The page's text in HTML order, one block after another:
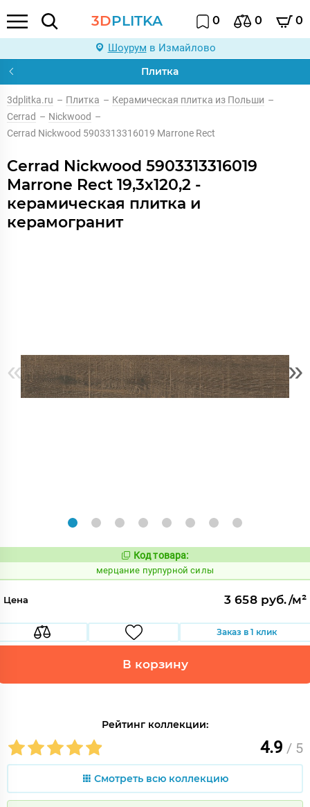
3DPLITKA 0 0 0
Шоурум в Измайлово
Плитка
3dplitka.ru – Плитка – Керамическая плитка из Польши –
Cerrad – Nickwood –
Cerrad Nickwood 5903313316019 Marrone Rect
Cerrad Nickwood 5903313316019
Marrone Rect 19,3x120,2 -
керамическая плитка и
керамогранит
« »
Код:
978213
Код товара:
мерцание пурпурной силы
Цена 3 658 руб./м²
Заказ в 1 клик
В корзину
Рейтинг коллекции:
4.9 / 5
Смотреть всю коллекцию